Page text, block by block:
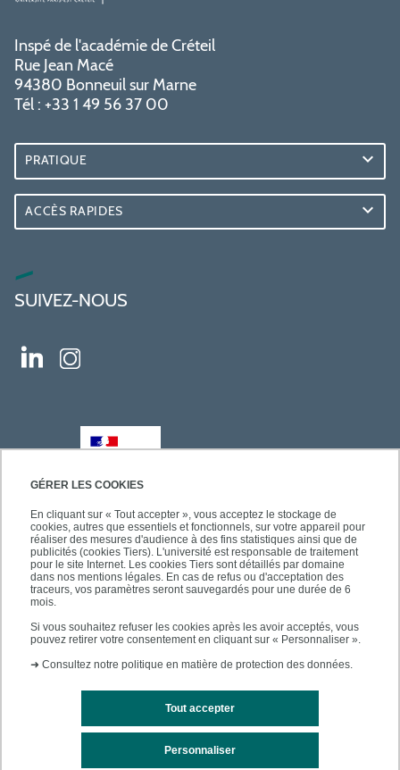
GÉRER LES COOKIES
En cliquant sur « Tout accepter », vous acceptez le stockage de
cookies, autres que essentiels et fonctionnels, sur votre appareil pour
réaliser des mesures d'audience à des fins statistiques ainsi que de
publicités (cookies Tiers). L'université est responsable de traitement
pour le site Internet. Les cookies Tiers sont détaillés par domaine
dans nos mentions légales. En cas de refus ou d'acceptation des
traceurs, vos paramètres seront sauvegardés pour une durée de 6
mois.
Si vous souhaitez refuser les cookies après les avoir acceptés, vous
pouvez retirer votre consentement en cliquant sur « Personnaliser ».
➜ Consultez notre politique en matière de protection des données.
Tout accepter
Personnaliser
Inspé de l'académie de Créteil
Rue Jean Macé
94380 Bonneuil sur Marne
Tél : +33 1 49 56 37 00
PRATIQUE
ACCÈS RAPIDES
SUIVEZ-NOUS